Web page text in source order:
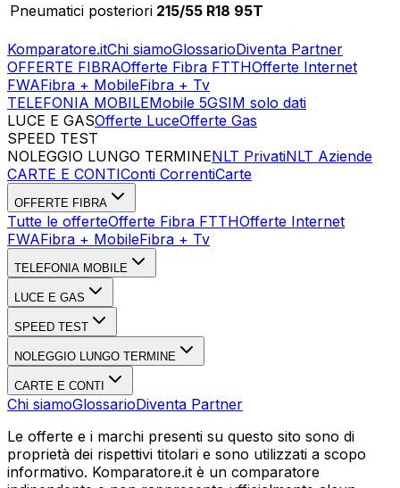
Pneumatici posteriori 215/55 R18 95T
Komparatore.itChi siamoGlossarioDiventa Partner
OFFERTE FIBRAOfferte Fibra FTTHOfferte Internet
FWAFibra + MobileFibra + Tv
TELEFONIA MOBILEMobile 5GSIM solo dati
LUCE E GASOfferte LuceOfferte Gas
SPEED TEST
NOLEGGIO LUNGO TERMINENLT PrivatiNLT Aziende
CARTE E CONTIConti CorrentiCarte
OFFERTE FIBRA
Tutte le offerteOfferte Fibra FTTHOfferte Internet
FWAFibra + MobileFibra + Tv
TELEFONIA MOBILE
LUCE E GAS
SPEED TEST
NOLEGGIO LUNGO TERMINE
CARTE E CONTI
Chi siamoGlossarioDiventa Partner
Le offerte e i marchi presenti su questo sito sono di
proprietà dei rispettivi titolari e sono utilizzati a scopo
informativo. Komparatore.it è un comparatore